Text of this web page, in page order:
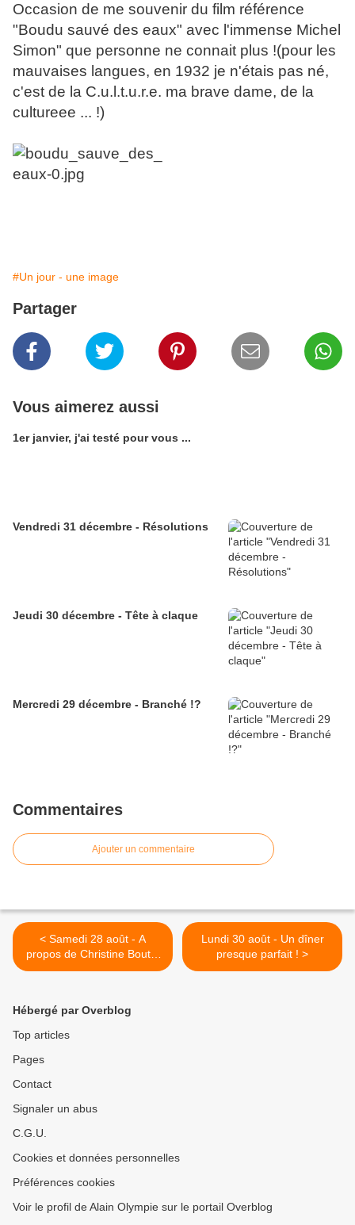
Occasion de me souvenir du film référence
"Boudu sauvé des eaux" avec l'immense Michel
Simon" que personne ne connait plus !(pour les
mauvaises langues, en 1932 je n'étais pas né,
c'est de la C.u.l.t.u.r.e. ma brave dame, de la
cultureee ... !)
#Un jour - une image
Partager
Vous aimerez aussi
1er janvier, j'ai testé pour vous ...
Vendredi 31 décembre - Résolutions
Jeudi 30 décembre - Tête à claque
Mercredi 29 décembre - Branché !?
Commentaires
Ajouter un commentaire
< Samedi 28 août - A
propos de Christine Boutin
...
Lundi 30 août - Un dîner
presque parfait ! >
Hébergé par Overblog
Top articles
Pages
Contact
Signaler un abus
C.G.U.
Cookies et données personnelles
Préférences cookies
Voir le profil de Alain Olympie sur le portail Overblog